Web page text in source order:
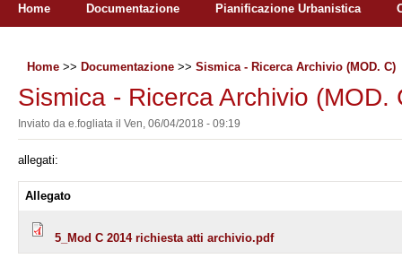
Home Documentazione Pianificazione Urbanistica
Home >> Documentazione >> Sismica - Ricerca Archivio (MOD. C)
Sismica - Ricerca Archivio (MOD.
Inviato da e.fogliata il Ven, 06/04/2018 - 09:19
allegati:
Allegato
5_Mod C 2014 richiesta atti archivio.pdf